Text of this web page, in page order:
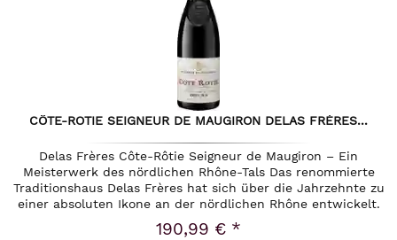
CÔTE-ROTIE SEIGNEUR DE MAUGIRON DELAS FRÈRES...
Delas Frères Côte-Rôtie Seigneur de Maugiron – Ein
Meisterwerk des nördlichen Rhône-Tals Das renommierte
Traditionshaus Delas Frères hat sich über die Jahrzehnte zu
einer absoluten Ikone an der nördlichen Rhône entwickelt.
190,99 € *